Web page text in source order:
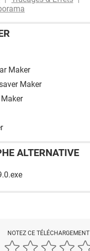
Maker
Maker
ALTERNATIVE
NOTEZ CE TÉLÉCHARGEMENT